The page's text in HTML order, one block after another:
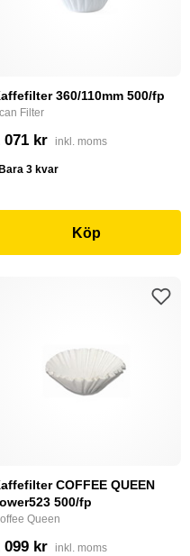
360/110mm 500/fp
Filter
071 kr inkl. moms
Bara 3 kvar
Köp
COFFEE QUEEN
500/fp
Queen
099 kr inkl. moms